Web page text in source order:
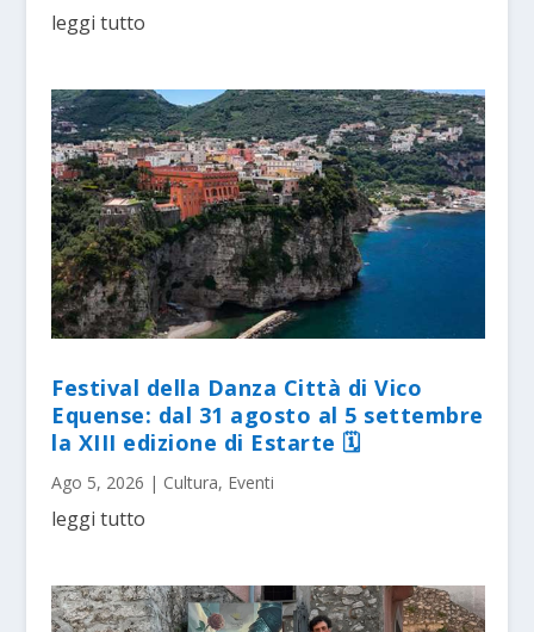
leggi tutto
Festival della Danza Città di Vico
Equense: dal 31 agosto al 5 settembre
la XIII edizione di Estarte 🗓
Ago 5, 2026 | Cultura, Eventi
leggi tutto